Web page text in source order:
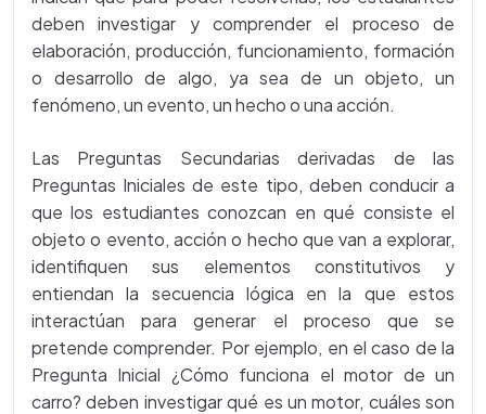
deben investigar y comprender el proceso de
elaboración, producción, funcionamiento, formación
o desarrollo de algo, ya sea de un objeto, un
fenómeno, un evento, un hecho o una acción.
Las Preguntas Secundarias derivadas de las
Preguntas Iniciales de este tipo, deben conducir a
que los estudiantes conozcan en qué consiste el
objeto o evento, acción o hecho que van a explorar,
identifiquen sus elementos constitutivos y
entiendan la secuencia lógica en la que estos
interactúan para generar el proceso que se
pretende comprender. Por ejemplo, en el caso de la
Pregunta Inicial ¿Cómo funciona el motor de un
carro? deben investigar qué es un motor, cuáles son